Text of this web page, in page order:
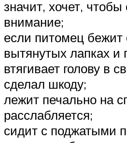
значит, хочет,
внимание;
если питомец бежит
вытянутых лапках и
втягивает голову в
сделал шкоду;
лежит печально на
расслабляется;
сидит с поджатыми